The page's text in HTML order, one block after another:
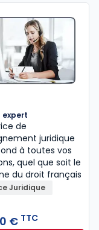
expert
de
juridique
à toutes vos
quel que soit le
du droit français
Juridique
€ TTC